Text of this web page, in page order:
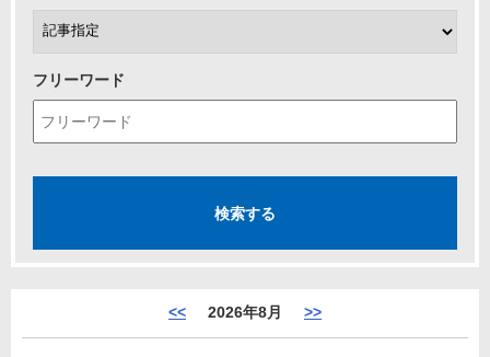
フリーワード
<< 2026年8月 >>